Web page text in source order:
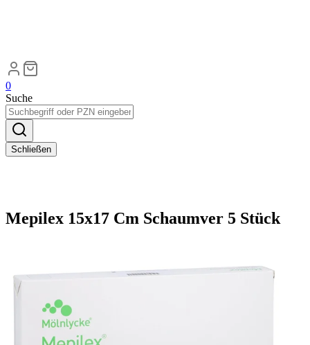
0
Suche
Schließen
Mepilex 15x17 Cm Schaumver 5 Stück